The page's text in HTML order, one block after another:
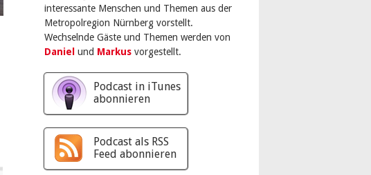
interessante Menschen und Themen aus der
Metropolregion Nürnberg vorstellt.
Wechselnde Gäste und Themen werden von
Daniel und Markus vorgestellt.
Podcast in iTunes
abonnieren
Podcast als RSS
Feed abonnieren